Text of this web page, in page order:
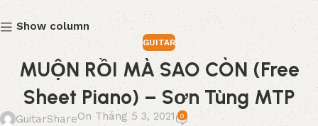
Show column
GUITAR
MUỘN RỒI MÀ SAO CÒN (Free
Sheet Piano) – Sơn Tùng MTP
GuitarShareOn Tháng 5 3, 2021 0